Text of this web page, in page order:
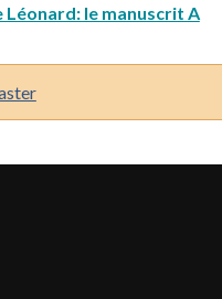
Léonard: le manuscrit A